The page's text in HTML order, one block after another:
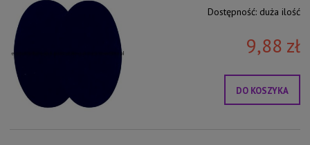
Dostępność: duża ilość
9,88 zł
DO KOSZYKA